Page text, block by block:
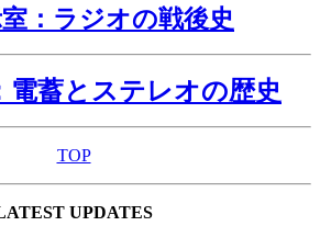
：ラジオの戦後史
電蓄とステレオの歴史
TOP
UPDATES